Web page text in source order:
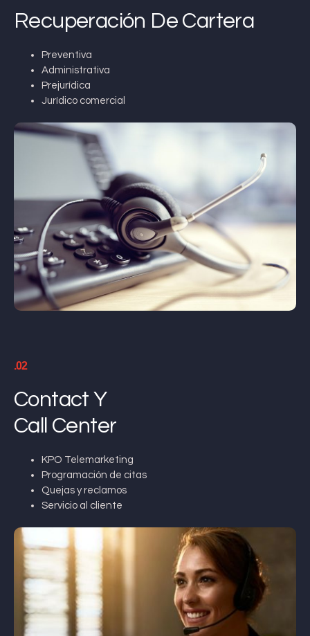
Recuperación De Cartera
Preventiva
Administrativa
Prejurídica
Jurídico comercial
.02
Contact Y
Call Center
KPO Telemarketing
Programación de citas
Quejas y reclamos
Servicio al cliente